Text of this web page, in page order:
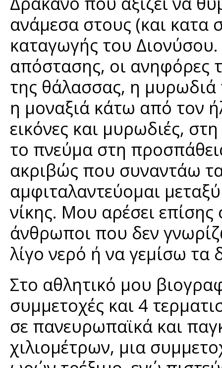
ανάμεσα στους (και κατα
καταγωγής του
απόστασης, οι ανηφόρες
της θάλασσας, η
η μοναξιά κάτω από τον
εικόνες και μυρωδιές,
το πνεύμα στη
ακριβώς που συναντάω
αμφιταλαντεύομαι
νίκης. Μου αρέσει
άνθρωποι που δεν
λίγο νερό ή να γεμίσω τα
Στο αθλητικό μου
συμμετοχές και 4
σε πανευρωπαϊκά και
χιλιομέτρων, μια